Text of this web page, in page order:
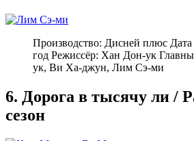
Производство: Дисней плюс Дата
год Режиссёр: Хан Дон-ук
ук, Ви Ха-джун, Лим Сэ-ми
6. Дорога в тысячу ли /
сезон